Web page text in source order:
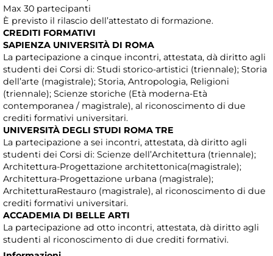
Max 30 partecipanti
È previsto il rilascio dell’attestato di formazione.
CREDITI FORMATIVI
SAPIENZA UNIVERSITÀ DI ROMA
La partecipazione a cinque incontri, attestata, dà diritto agli
studenti dei Corsi di: Studi storico-artistici (triennale); Storia
dell’arte (magistrale); Storia, Antropologia, Religioni
(triennale); Scienze storiche (Età moderna-Età
contemporanea / magistrale), al riconoscimento di due
crediti formativi universitari.
UNIVERSITÀ DEGLI STUDI ROMA TRE
La partecipazione a sei incontri, attestata, dà diritto agli
studenti dei Corsi di: Scienze dell’Architettura (triennale);
Architettura-Progettazione architettonica(magistrale);
Architettura-Progettazione urbana (magistrale);
ArchitetturaRestauro (magistrale), al riconoscimento di due
crediti formativi universitari.
ACCADEMIA DI BELLE ARTI
La partecipazione ad otto incontri, attestata, dà diritto agli
studenti al riconoscimento di due crediti formativi.